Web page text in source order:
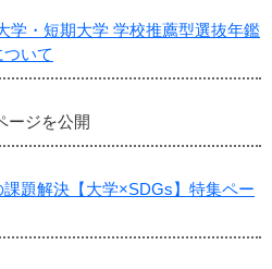
・短期大学 学校推薦型選抜年鑑
いて
ージを公開
題解決【大学×SDGs】特集ペー